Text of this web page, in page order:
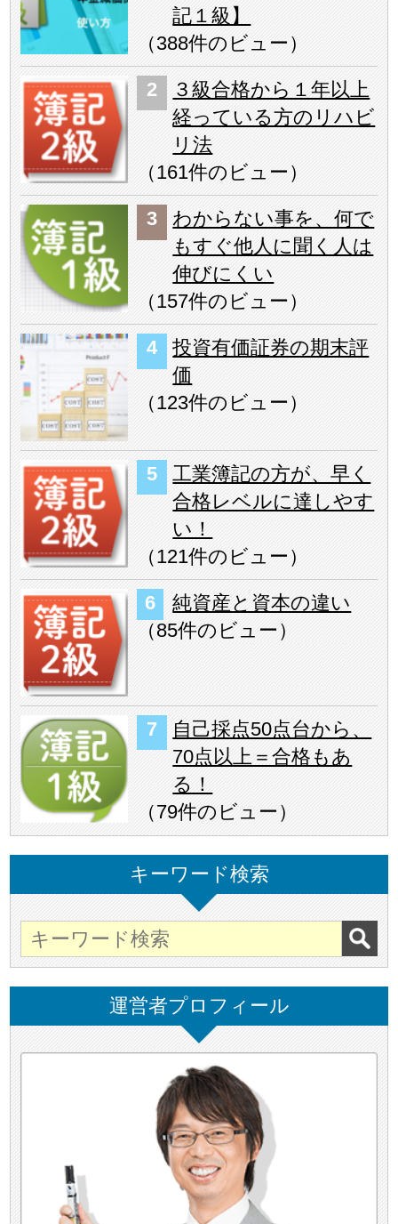
記１級】
（388件のビュー ）
３級合格から１年以上
経っている方のリハビ
リ法
（161件のビュー ）
わからない事を、何で
もすぐ他人に聞く人は
伸びにくい
（157件のビュー ）
投資有価証券の期末評
価
（123件のビュー ）
工業簿記の方が、早く
合格レベルに達しやす
い！
（121件のビュー ）
純資産と資本の違い
（85件のビュー ）
自己採点50点台から、
70点以上＝合格もあ
る！
（79件のビュー ）
キーワード検索
運営者プロフィール